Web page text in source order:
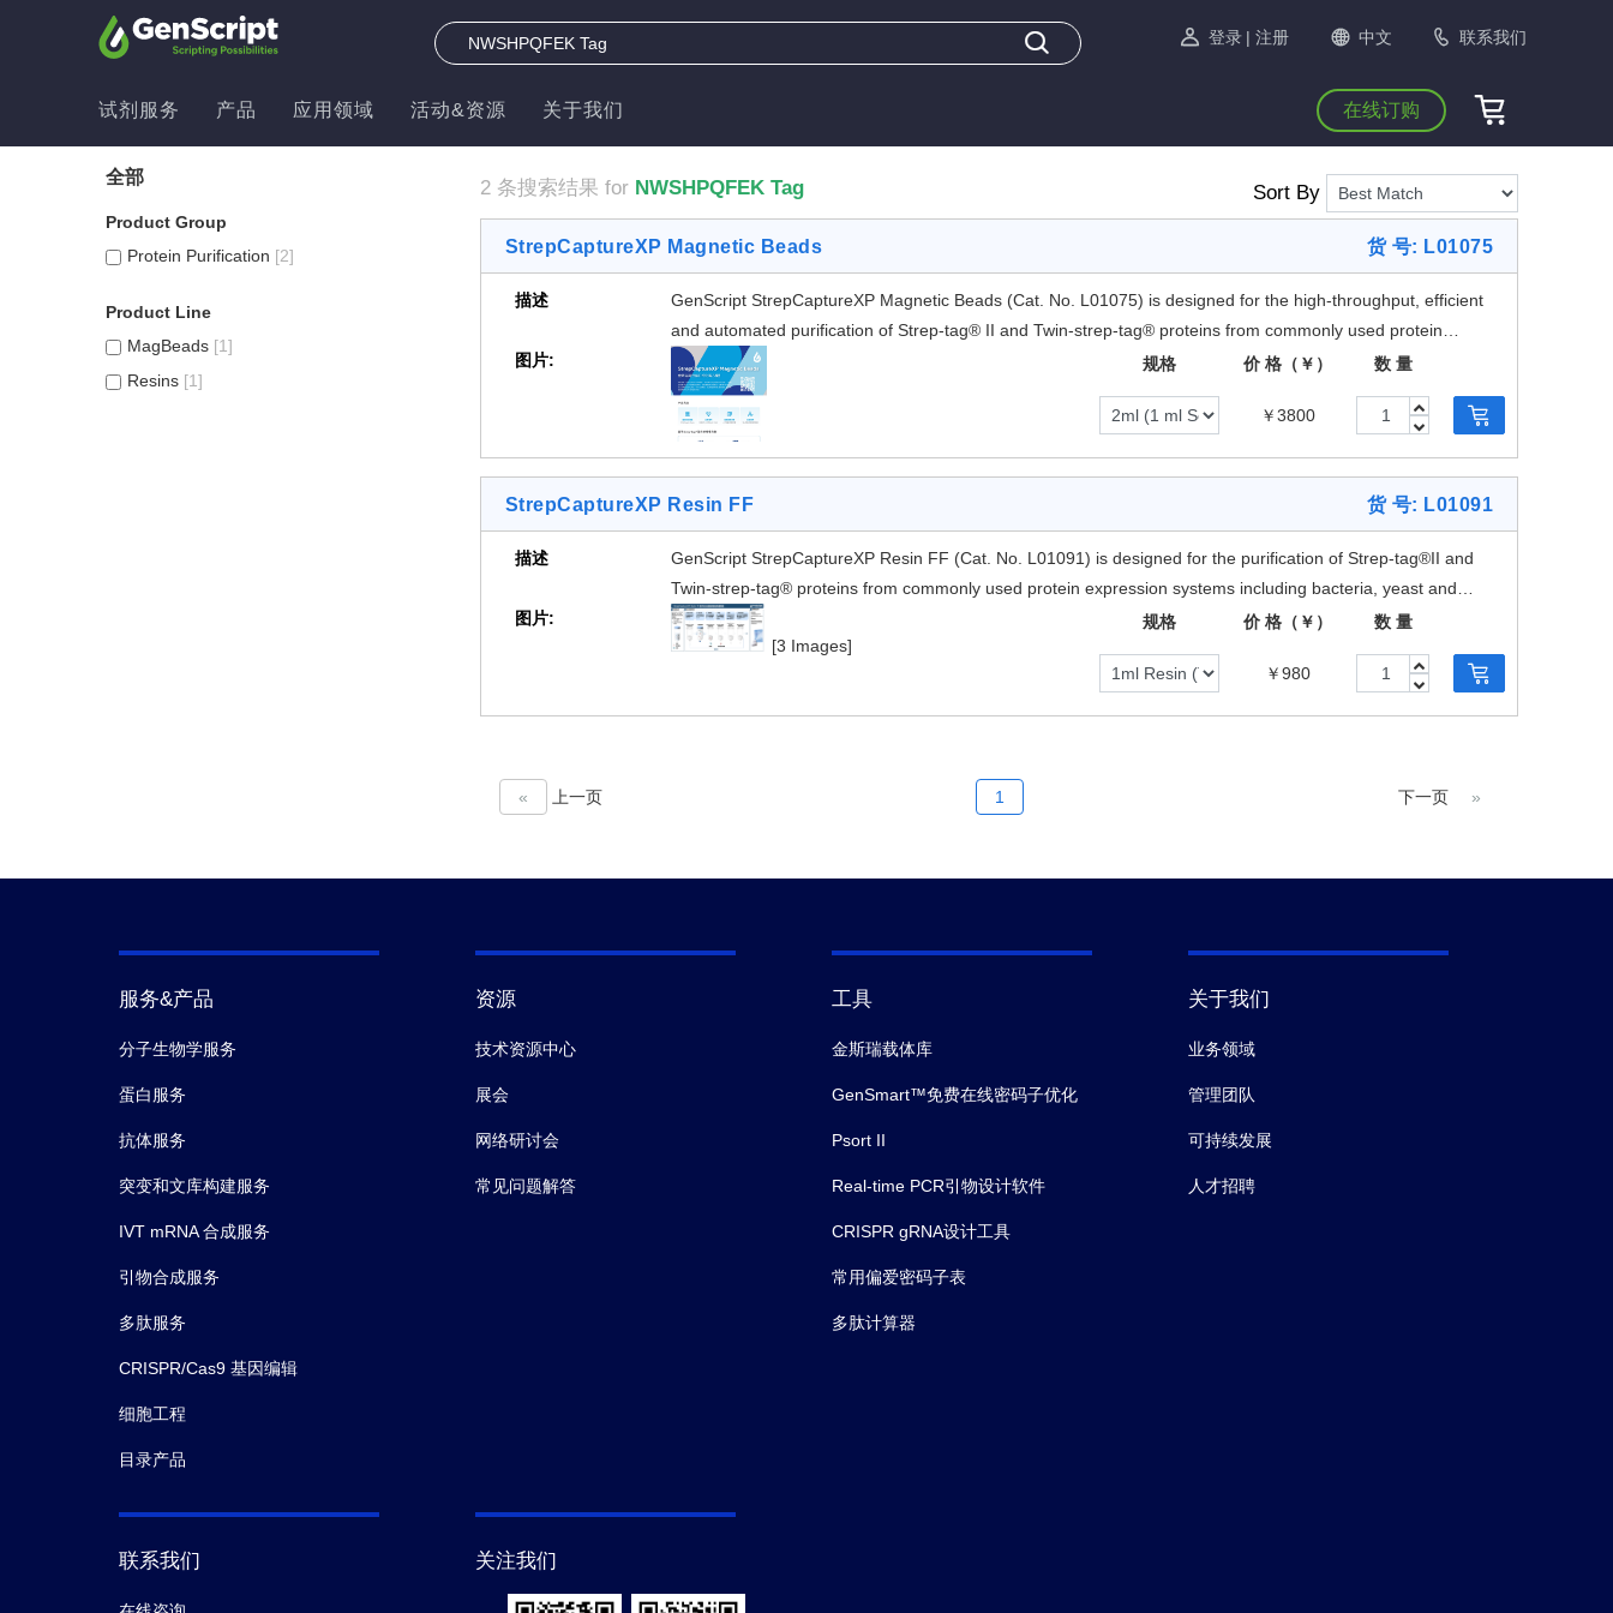
登录 | 注册 中文 联系我们
试剂服务 产品 应用领域 活动&资源 关于我们 在线订购
全部
Product Group
Protein Purification [2]
Product Line
MagBeads [1]
Resins [1]
2 条搜索结果 for NWSHPQFEK Tag Sort By
StrepCaptureXP Magnetic Beads 货 号: L01075
描述
GenScript StrepCaptureXP Magnetic Beads (Cat. No. L01075) is designed for the high-throughput, efficient
and automated purification of Strep-tag® II and Twin-strep-tag® proteins from commonly used protein
expression systems including bacteria, yeast and mammalian cells.
图片: 规格 价 格（￥） 数 量
￥3800
StrepCaptureXP Resin FF 货 号: L01091
描述
GenScript StrepCaptureXP Resin FF (Cat. No. L01091) is designed for the purification of Strep-tag®II and
Twin-strep-tag® proteins from commonly used protein expression systems including bacteria, yeast and
mammalian cells.
图片:
[3 Images]
规格 价 格（￥） 数 量
￥980
« 上一页 1 下一页 »
服务&产品
分子生物学服务
蛋白服务
抗体服务
突变和文库构建服务
IVT mRNA 合成服务
引物合成服务
多肽服务
CRISPR/Cas9 基因编辑
细胞工程
目录产品
资源
技术资源中心
展会
网络研讨会
常见问题解答
工具
金斯瑞载体库
GenSmart™免费在线密码子优化
Psort II
Real-time PCR引物设计软件
CRISPR gRNA设计工具
常用偏爱密码子表
多肽计算器
关于我们
业务领域
管理团队
可持续发展
人才招聘
联系我们 关注我们